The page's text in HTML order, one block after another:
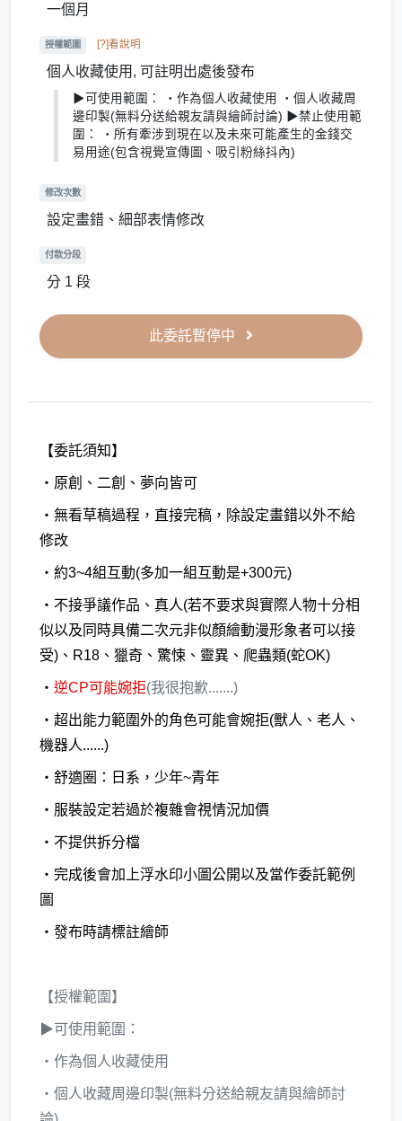
一個月
授權範圍 [?]看說明
個人收藏使用, 可註明出處後發布
▶可使用範圍： ‧作為個人收藏使用 ‧個人收藏周
邊印製(無料分送給親友請與繪師討論) ▶禁止使用範
圍： ‧所有牽涉到現在以及未來可能產生的金錢交
易用途(包含視覺宣傳圖、吸引粉絲抖內)
修改次數
設定畫錯、細部表情修改
付款分段
分 1 段
此委託暫停中
【委託須知】
・原創、二創、夢向皆可
・無看草稿過程，直接完稿，除設定畫錯以外不給
修改
・約3~4組互動(多加一組互動是+300元)
・不接爭議作品、真人(若不要求與實際人物十分相
似以及同時具備二次元非似顏繪動漫形象者可以接
受)、R18、獵奇、驚悚、靈異、爬蟲類(蛇OK)
・ 逆CP可能婉拒(我很抱歉.......)
・超出能力範圍外的角色可能會婉拒(獸人、老人、
機器人......)
・舒適圈：日系，少年~青年
・服裝設定若過於複雜會視情況加價
・不提供拆分檔
・完成後會加上浮水印小圖公開以及當作委託範例
圖
・發布時請標註繪師
【授權範圍】
▶可使用範圍：
‧作為個人收藏使用
‧個人收藏周邊印製(無料分送給親友請與繪師討